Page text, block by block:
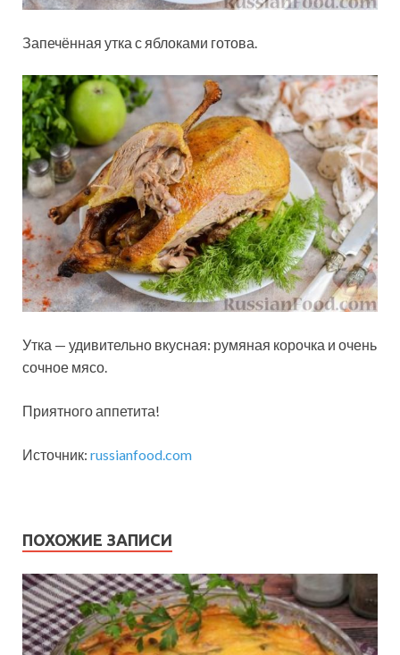
Запечённая утка с яблоками готова.
Утка — удивительно вкусная: румяная корочка и очень
сочное мясо.
Приятного аппетита!
Источник: russianfood.com
ПОХОЖИЕ ЗАПИСИ